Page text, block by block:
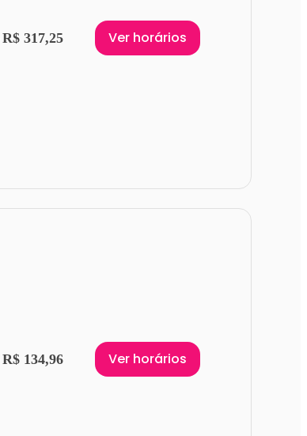
R$ 317,25 Ver horários
R$ 134,96 Ver horários